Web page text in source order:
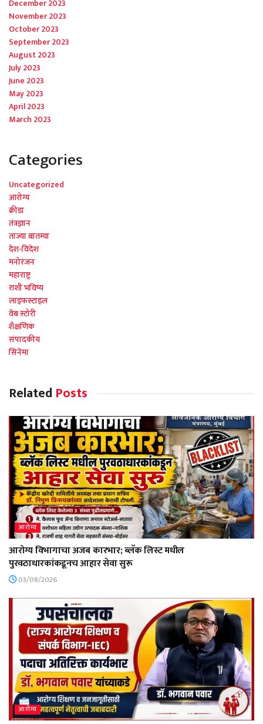
December 2023
November 2023
October 2023
September 2023
August 2023
July 2023
June 2023
May 2023
April 2023
March 2023
Categories
Uncategorized
आरोग्य
क्रीडा
तंत्रज्ञान
ताज्या बातम्या
देश-विदेश
मनोरंजन
महाराष्ट्र
राशी भविष्य
लाइफस्टाइल
वेब स्टोरी
शैक्षणिक
संपादकीय
सिनेमा
Related Posts
आरोग्य
आरोग्य विभागाचा अजब कारभार; ब्लॅक लिस्ट मधील
पुरवठाधारकांकडूनच आहार सेवा सुरू
03/08/2026
आरोग्य